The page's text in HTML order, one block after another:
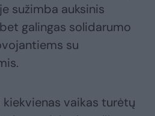
sužimba auksinis
galingas solidarumo
su
kiekvienas vaikas turėtų